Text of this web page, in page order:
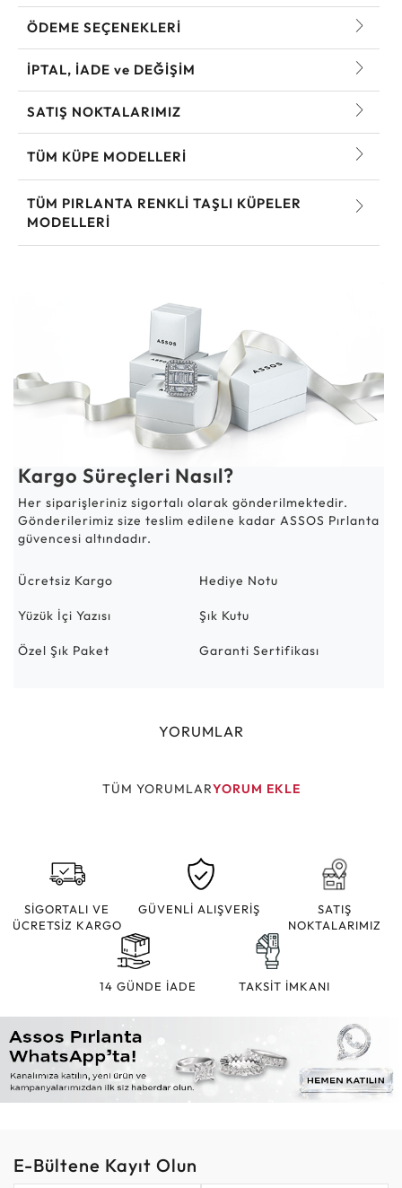
ÖDEME SEÇENEKLERİ
İPTAL, İADE ve DEĞİŞİM
SATIŞ NOKTALARIMIZ
TÜM KÜPE MODELLERI
TÜM PIRLANTA RENKLI TAŞLI KÜPELER
MODELLERI
Kargo Süreçleri Nasıl?
Her siparişleriniz sigortalı olarak gönderilmektedir.
Gönderilerimiz size teslim edilene kadar ASSOS Pırlanta
güvencesi altındadır.
Ücretsiz Kargo Hediye Notu
Yüzük İçi Yazısı Şık Kutu
Özel Şık Paket Garanti Sertifikası
YORUMLAR
TÜM YORUMLARYORUM EKLE
SİGORTALI VE
ÜCRETSİZ KARGO
GÜVENLİ ALIŞVERİŞ
SATIŞ
NOKTALARIMIZ
14 GÜNDE İADE TAKSİT İMKANI
E-Bültene Kayıt Olun